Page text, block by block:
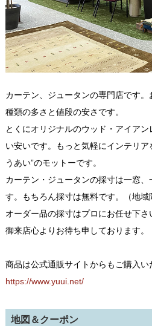
カーテン、ジュータンの専門店です
種類の多さと値段の安さです。
とくにオリジナルのウッド・アイア
い安いです。もっと気軽にインテリ
うあい”のモットーです。
カーテン・ジュータンの採寸は一窓
す。もちろん採寸は無料です。（地域
オーダー品の採寸はプロにお任せ下さ
御来店心よりお待ち申しております。
商品は公式通販サイトからもご購入い
https://www.yuui.net/
地図＆クーポン